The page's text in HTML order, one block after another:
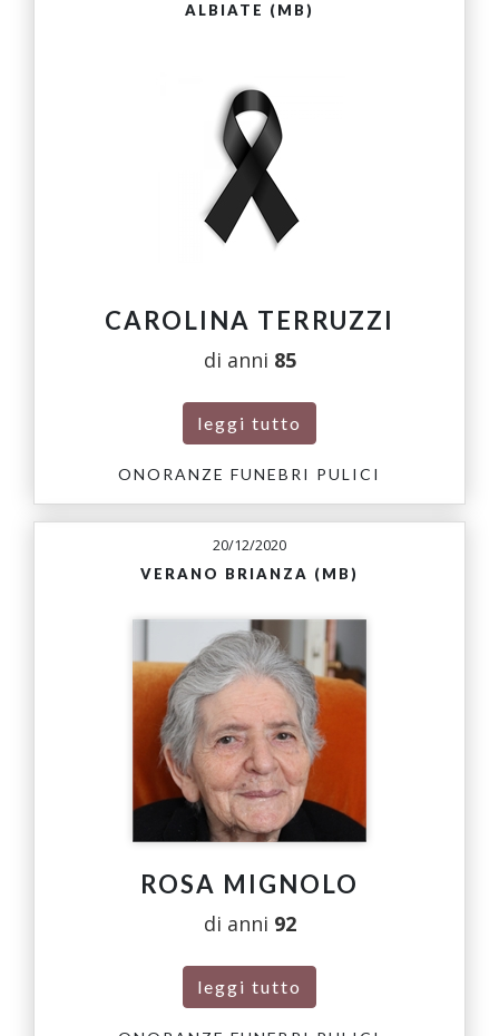
ALBIATE (MB)
CAROLINA TERRUZZI
di anni 85
leggi tutto
ONORANZE FUNEBRI PULICI
20/12/2020
VERANO BRIANZA (MB)
ROSA MIGNOLO
di anni 92
leggi tutto